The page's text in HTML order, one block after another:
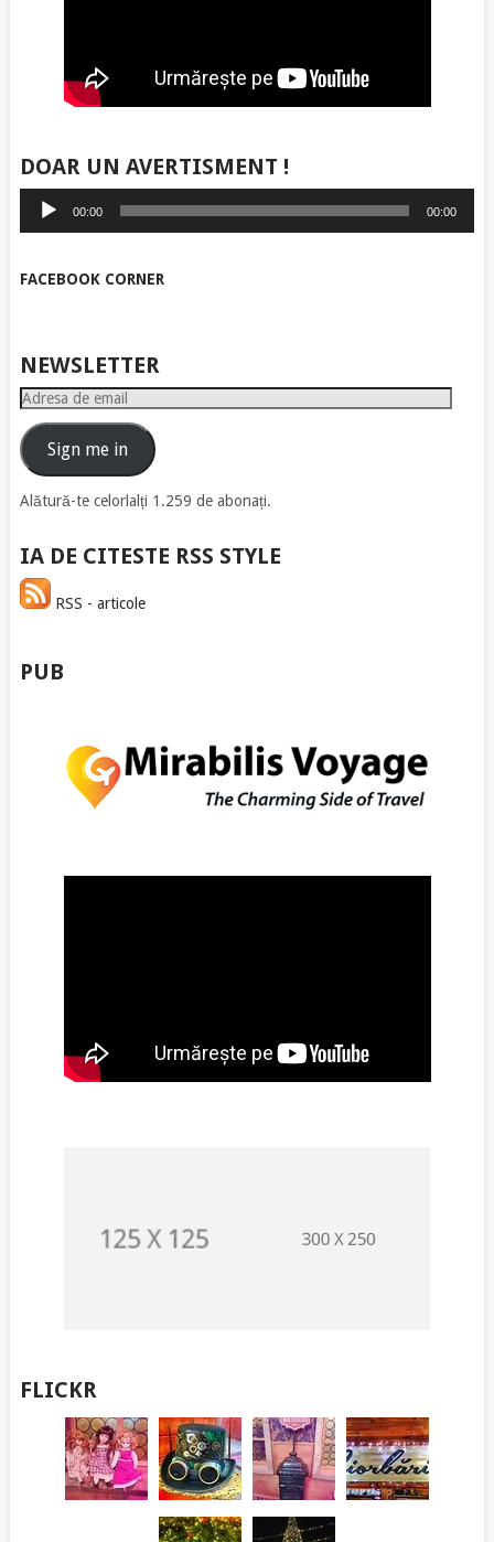
DOAR UN AVERTISMENT !
Player
audio
00:00 00:00
FACEBOOK CORNER
NEWSLETTER
Adresa
emailSign me in
Alătură-te celorlalți 1.259 de abonați.
IA DE CITESTE RSS STYLE
RSS - articole
PUB
FLICKR